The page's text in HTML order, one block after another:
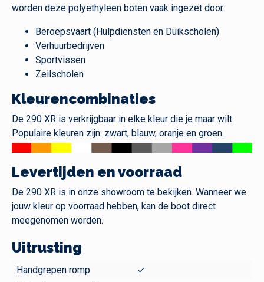
worden deze polyethyleen boten vaak ingezet door:
Beroepsvaart (Hulpdiensten en Duikscholen)
Verhuurbedrijven
Sportvissen
Zeilscholen
Kleurencombinaties
De 290 XR is verkrijgbaar in elke kleur die je maar wilt.
Populaire kleuren zijn: zwart, blauw, oranje en groen.
Levertijden en voorraad
De 290 XR is in onze showroom te bekijken. Wanneer we
jouw kleur op voorraad hebben, kan de boot direct
meegenomen worden.
Uitrusting
Handgrepen romp
✓